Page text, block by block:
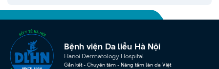
Bệnh viện Da liễu Hà Nội
Hanoi Dermatology Hospital
Gắn kết - Chuyên tâm - Nâng tầm làn da Việt